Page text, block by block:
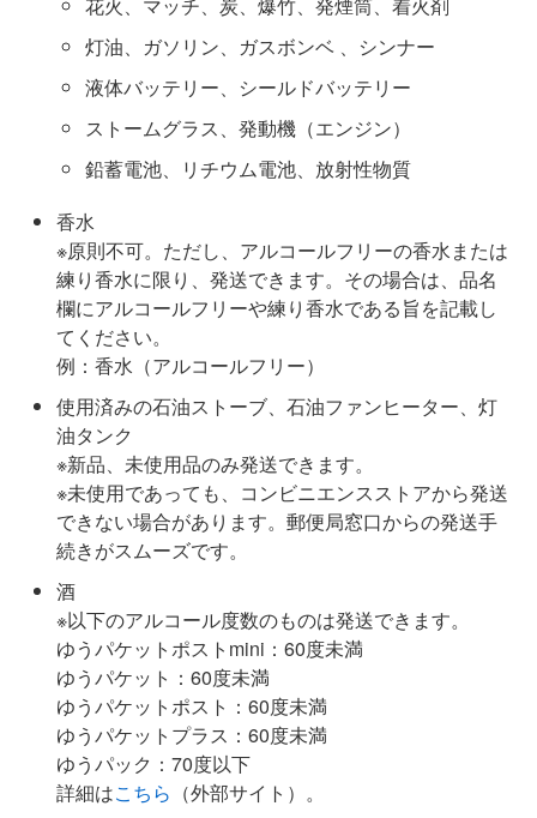
灯油、ガソリン、ガスボンベ 、シンナー
液体バッテリー、シールドバッテリー
ストームグラス、発動機（エンジン）
鉛蓄電池、リチウム電池、放射性物質
香水
※原則不可。ただし、アルコールフリーの香水または
練り香水に限り、発送できます。その場合は、品名
欄にアルコールフリーや練り香水である旨を記載し
てください。
例：香水（アルコールフリー）
使用済みの石油ストーブ、石油ファンヒーター、灯
油タンク
※新品、未使用品のみ発送できます。
※未使用であっても、コンビニエンスストアから発送
できない場合があります。郵便局窓口からの発送手
続きがスムーズです。
酒
※以下のアルコール度数のものは発送できます。
ゆうパケットポストmini：60度未満
ゆうパケット：60度未満
ゆうパケットポスト：60度未満
ゆうパケットプラス：60度未満
ゆうパック：70度以下
詳細はこちら （外部サイト）。